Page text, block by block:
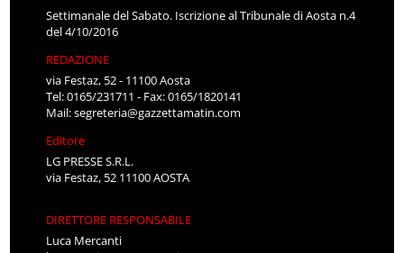
Settimanale del Sabato. Iscrizione al Tribunale di Aosta n.4
del 4/10/2016
REDAZIONE
via Festaz, 52 - 11100 Aosta
Tel: 0165/231711 - Fax: 0165/1820141
Mail:segreteria@gazzettamatin.com
Editore
LG PRESSE S.R.L.
via Festaz, 52 11100 AOSTA
DIRETTORE RESPONSABILE
Luca Mercanti